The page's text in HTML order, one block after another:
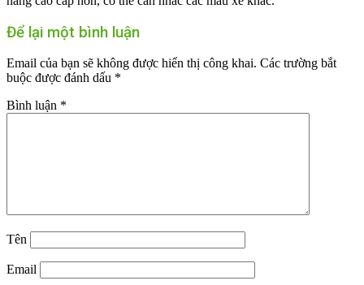
Để lại một bình luận
Email của bạn sẽ không được hiển thị công khai. Các trường bắt
buộc được đánh dấu *
Bình luận *
Tên
Email